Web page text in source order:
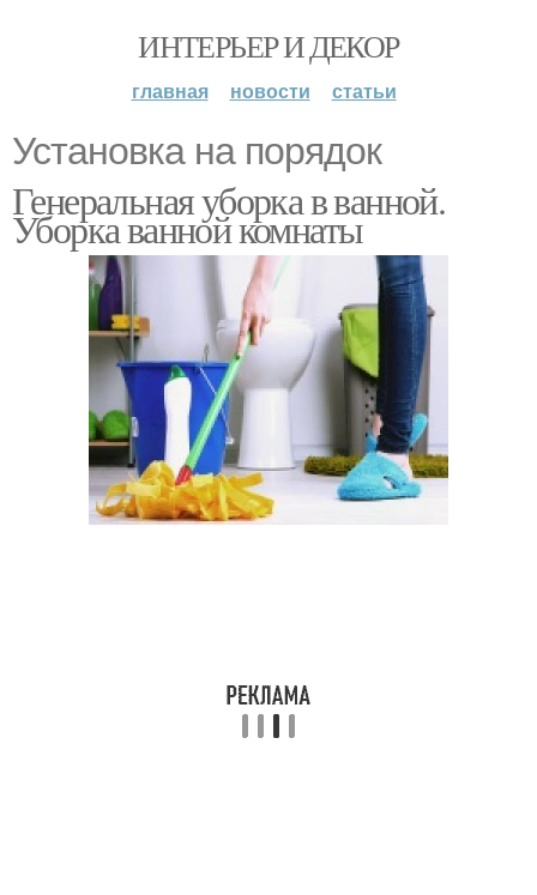
ИНТЕРЬЕР И ДЕКОР
главная новости статьи
Установка на порядок
Генеральная уборка в ванной.
Уборка ванной комнаты